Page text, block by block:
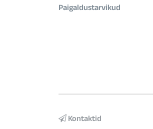
Paigaldustarvikud
Kontaktid